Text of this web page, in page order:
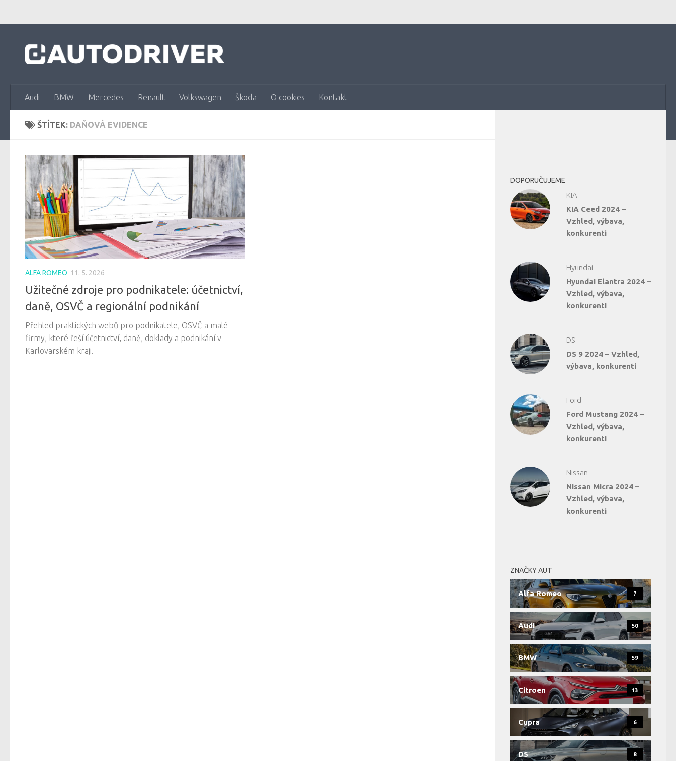
Audi BMW Mercedes Renault Volkswagen Škoda O cookies Kontakt
ŠTÍTEK: DAŇOVÁ EVIDENCE
ALFA ROMEO 11. 5. 2026
Užitečné zdroje pro podnikatele: účetnictví,
daně, OSVČ a regionální podnikání
Přehled praktických webů pro podnikatele, OSVČ a malé
firmy, které řeší účetnictví, daně, doklady a podnikání v
Karlovarském kraji.
DOPORUČUJEME
KIA
KIA Ceed 2024 –
Vzhled, výbava,
konkurenti
Hyundai
Hyundai Elantra 2024 –
Vzhled, výbava,
konkurenti
DS
DS 9 2024 – Vzhled,
výbava, konkurenti
Ford
Ford Mustang 2024 –
Vzhled, výbava,
konkurenti
Nissan
Nissan Micra 2024 –
Vzhled, výbava,
konkurenti
ZNAČKY AUT
Alfa Romeo 7
Audi 50
BMW 59
Citroen 13
Cupra 6
DS 8